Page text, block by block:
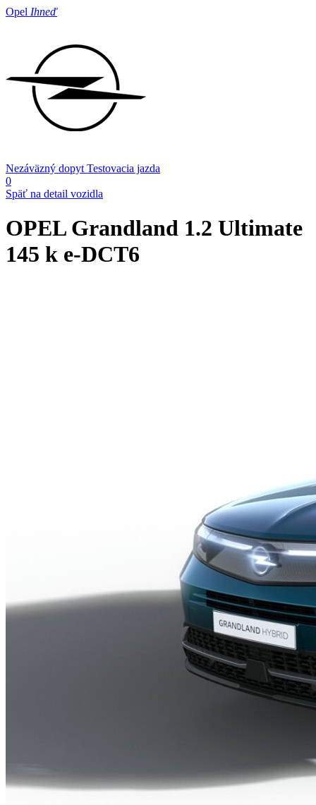
Opel Ihneď
Nezáväzný dopyt Testovacia jazda
0
Späť na detail vozidla
OPEL Grandland 1.2 Ultimate
145 k e-DCT6